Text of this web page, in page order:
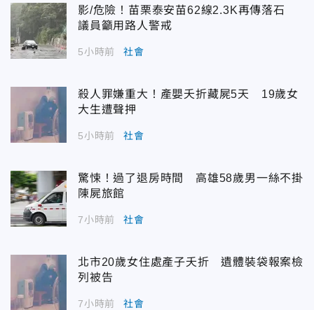
影/危險！苗栗泰安苗62線2.3K再傳落石
議員籲用路人警戒
5小時前 社會
殺人罪嫌重大！產嬰夭折藏屍5天 19歲女
大生遭聲押
5小時前 社會
驚悚！過了退房時間 高雄58歲男一絲不掛
陳屍旅館
7小時前 社會
北市20歲女住處產子夭折 遺體裝袋報案檢
列被告
7小時前 社會